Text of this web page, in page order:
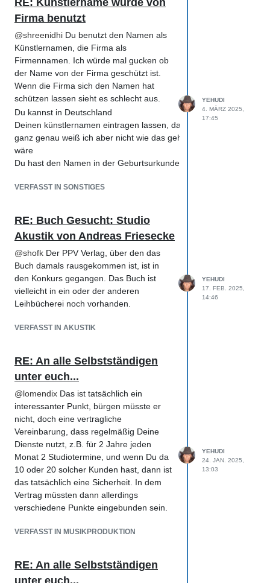
RE: Künstlername wurde von
Firma benutzt
@shreenidhi Du benutzt den Namen als
Künstlernamen, die Firma als
Firmennamen. Ich würde mal gucken ob
der Name von der Firma geschützt ist.
Wenn die Firma sich den Namen hat
schützen lassen sieht es schlecht aus.
Du kannst in Deutschland
Deinen künstlernamen eintragen lassen, dazu musst Du aber
ganz genau weiß ich aber nicht wie das geht. Das beste
wäre
Du hast den Namen in der Geburtsurkunde stehen.
VERFASST IN SONSTIGES
YEHUDI
4. MÄRZ 2025,
17:45
RE: Buch Gesucht: Studio
Akustik von Andreas Friesecke
@shofk Der PPV Verlag, über den das
Buch damals rausgekommen ist, ist in
den Konkurs gegangen. Das Buch ist
vielleicht in ein oder der anderen
Leihbücherei noch vorhanden.
VERFASST IN AKUSTIK
YEHUDI
17. FEB. 2025,
14:46
RE: An alle Selbstständigen
unter euch...
@lomendix Das ist tatsächlich ein
interessanter Punkt, bürgen müsste er
nicht, doch eine vertragliche
Vereinbarung, dass regelmäßig Deine
Dienste nutzt, z.B. für 2 Jahre jeden
Monat 2 Studiotermine, und wenn Du da
10 oder 20 solcher Kunden hast, dann ist
das tatsächlich eine Sicherheit. In dem
Vertrag müssten dann allerdings
verschiedene Punkte eingebunden sein.
VERFASST IN MUSIKPRODUKTION
YEHUDI
24. JAN. 2025,
13:03
RE: An alle Selbstständigen